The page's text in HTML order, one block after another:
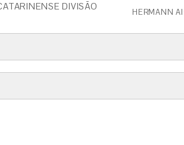
DIVISÃO
HERMANN